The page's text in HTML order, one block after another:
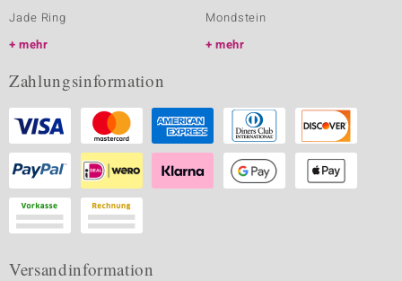
Jade Ring
mehr
Mondstein
mehr
Zahlungsinformation
Versandinformation